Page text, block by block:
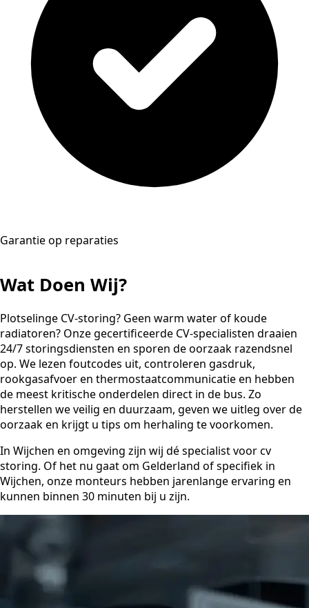
Garantie op reparaties
Wat Doen Wij?
Plotselinge CV-storing? Geen warm water of koude
radiatoren? Onze gecertificeerde CV-specialisten draaien
24/7 storingsdiensten en sporen de oorzaak razendsnel
op. We lezen foutcodes uit, controleren gasdruk,
rookgasafvoer en thermostaatcommunicatie en hebben
de meest kritische onderdelen direct in de bus. Zo
herstellen we veilig en duurzaam, geven we uitleg over de
oorzaak en krijgt u tips om herhaling te voorkomen.
In Wijchen en omgeving zijn wij dé specialist voor cv
storing. Of het nu gaat om Gelderland of specifiek in
Wijchen, onze monteurs hebben jarenlange ervaring en
kunnen binnen 30 minuten bij u zijn.